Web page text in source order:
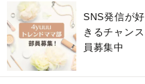
SNS発信が
きるチャン
員募集中